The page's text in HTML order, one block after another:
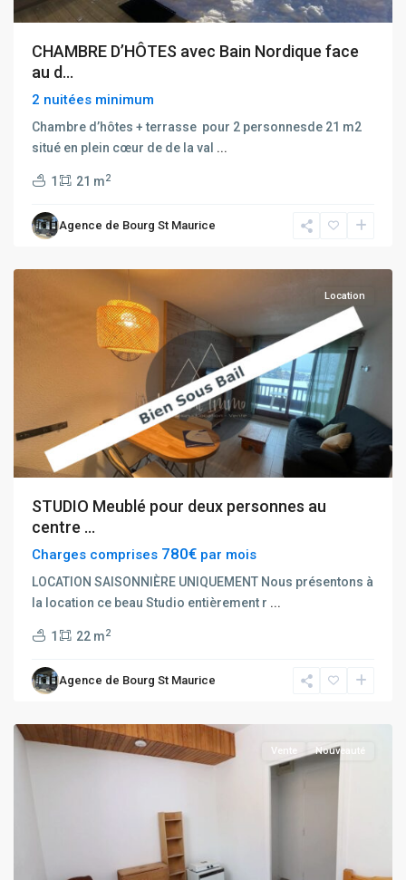
CHAMBRE D’HÔTES avec Bain Nordique face
au d...
2 nuitées minimum
Chambre d’hôtes + terrasse pour 2 personnesde 21 m2
situé en plein cœur de de la val ...
1 21 m2
Agence de Bourg St Maurice
Bourg
Saint
Location
STUDIO Meublé pour deux personnes au
centre ...
Charges comprises 780€ par mois
LOCATION SAISONNIÈRE UNIQUEMENT Nous présentons à
la location ce beau Studio entièrement r ...
1 22 m2
Agence de Bourg St Maurice
Rhône
Tignes
Tignes
Le
Vente Nouveauté